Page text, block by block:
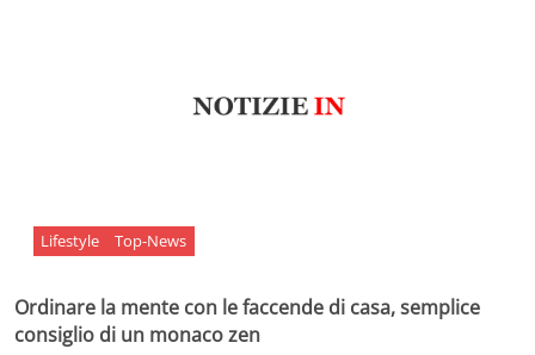
Lifestyle Top-News
Ordinare la mente con le faccende di casa, semplice
consiglio di un monaco zen